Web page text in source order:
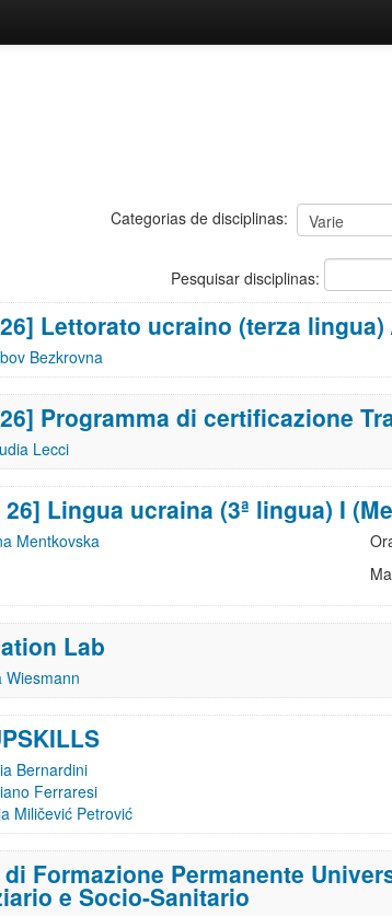
Categorias de disciplinas:
Pesquisar disciplinas:
Lettorato ucraino (terza lingua)
Bezkrovna
Programma di certificazione
Lecci
26] Lingua ucraina (3ª lingua) I
Mentkovska
Lab
Wiesmann
Bernardini
Ferraresi
Miličević Petrović
Formazione Permanente
e Socio-Sanitario